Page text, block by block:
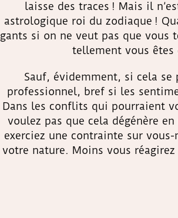
laisse des traces ! Mais il
astrologique roi du zodiaque !
gants si on ne veut pas que vous
tellement vous êtes
Sauf, évidemment, si cela
professionnel, bref si les
Dans les conflits qui pourraient
voulez pas que cela dégénère
exerciez une contrainte sur
votre nature. Moins vous